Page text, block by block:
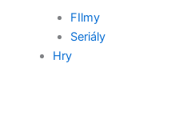
FIlmy
Seriály
Hry